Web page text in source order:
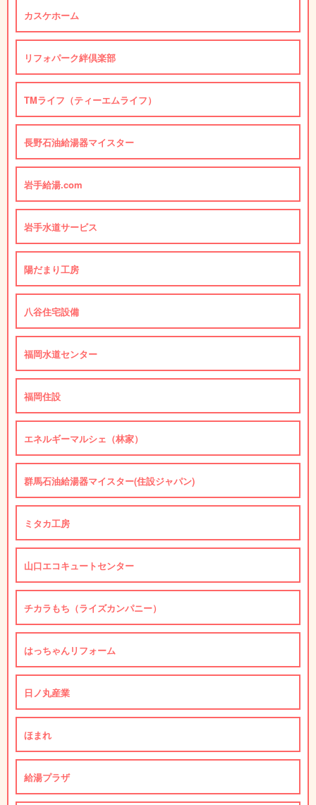
カスケホーム
リフォパーク絆倶楽部
TMライフ（ティーエムライフ）
長野石油給湯器マイスター
岩手給湯.com
岩手水道サービス
陽だまり工房
八谷住宅設備
福岡水道センター
福岡住設
エネルギーマルシェ（林家）
群馬石油給湯器マイスター(住設ジャパン)
ミタカ工房
山口エコキュートセンター
チカラもち（ライズカンパニー）
はっちゃんリフォーム
日ノ丸産業
ほまれ
給湯プラザ